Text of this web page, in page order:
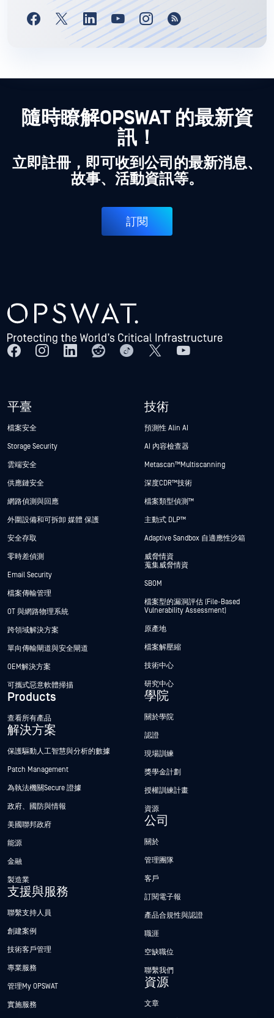
隨時瞭解OPSWAT 的最新資
訊！
立即註冊，即可收到公司的最新消息、
故事、活動資訊等。
訂閱
平臺
檔案安全
Storage Security
雲端安全
供應鏈安全
網路偵測與回應
外圍設備和可拆卸 媒體 保護
安全存取
零時差偵測
Email Security
檔案傳輸管理
OT 與網路物理系統
跨領域解決方案
單向傳輸閘道與安全閘道
OEM解決方案
可攜式惡意軟體掃描
Products
查看所有產品
解決方案
保護驅動人工智慧與分析的數據
Patch Management
為執法機關Secure 證據
政府、國防與情報
美國聯邦政府
能源
金融
製造業
支援與服務
聯繫支持人員
創建案例
技術客戶管理
專業服務
管理My OPSWAT
實施服務
技術
預測性 Alin AI
AI 內容檢查器
Metascan™ Multiscanning
深度CDR™技術
檔案類型偵測™
主動式 DLP™
Adaptive Sandbox 自適應性沙箱
威脅情資
蒐集威脅情資
SBOM
檔案型的漏洞評估 (File-Based
Vulnerability Assessment)
原產地
檔案解壓縮
技術中心
研究中心
學院
關於學院
認證
現場訓練
獎學金計劃
授權訓練計畫
資源
公司
關於
管理團隊
客戶
訂閱電子報
產品合規性與認證
職涯
空缺職位
聯繫我們
資源
文章